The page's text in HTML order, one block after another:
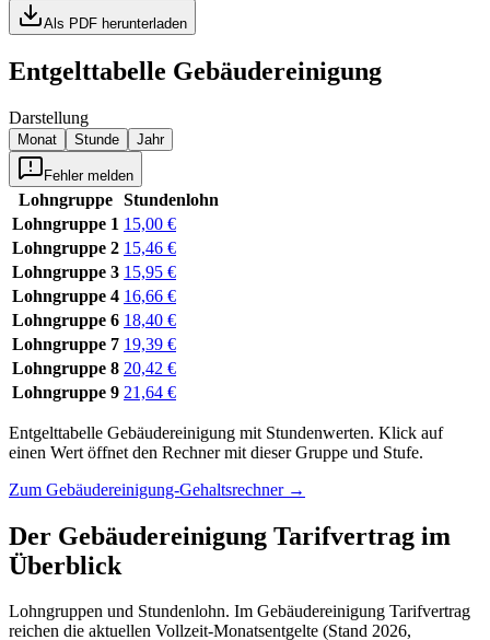
Als PDF herunterladen
Entgelttabelle Gebäudereinigung
Darstellung
Monat Stunde Jahr
Fehler melden
Lohngruppe Stundenlohn
Lohngruppe 1 15,00 €
Lohngruppe 2 15,46 €
Lohngruppe 3 15,95 €
Lohngruppe 4 16,66 €
Lohngruppe 6 18,40 €
Lohngruppe 7 19,39 €
Lohngruppe 8 20,42 €
Lohngruppe 9 21,64 €
Entgelttabelle Gebäudereinigung mit Stundenwerten. Klick auf
einen Wert öffnet den Rechner mit dieser Gruppe und Stufe.
Zum Gebäudereinigung-Gehaltsrechner→
Der Gebäudereinigung Tarifvertrag im
Überblick
Lohngruppen und Stundenlohn. Im Gebäudereinigung Tarifvertrag
reichen die aktuellen Vollzeit-Monatsentgelte (Stand 2026,